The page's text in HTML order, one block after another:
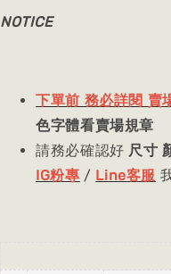
NOTICE
下單前 務必詳閱 賣
色字體看賣場規章
請務必確認好 尺寸
IG粉專 / Line客服
NIKE 男